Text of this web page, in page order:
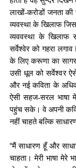
लाखों-करोडों जनता
व्यवस्था के खिलाफ
व्यववस्था के खिलाफ
सर्वेश्वेर को गहरा
के लिए करूणा का
उसी धूल को सर्वेश्वर
और नई कविता के
ऐसी सहज-सरल भाषा
पहुंच सके। वे अपनी
नहीं चाहते बल्कि
“मैं साधारण हूँ और
चाहता। मेरी भाषा मेरे